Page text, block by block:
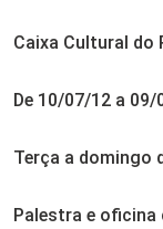
Caixa Cultural do
De 10/07/12 a 09/
Terça a domingo
Palestra e